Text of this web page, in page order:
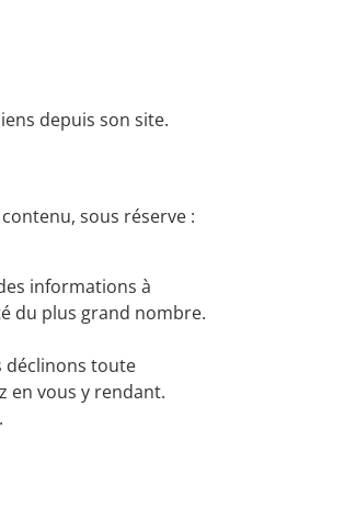
depuis son site.
sous réserve :
informations à
du plus grand nombre.
déclinons toute
en vous y rendant.